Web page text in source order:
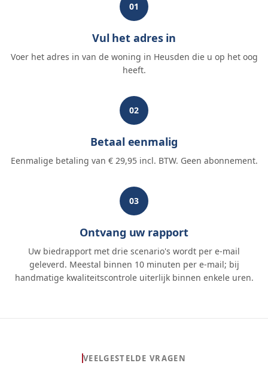
01
Vul het adres in
Voer het adres in van de woning in Heusden die u op het oog
heeft.
02
Betaal eenmalig
Eenmalige betaling van € 29,95 incl. BTW. Geen abonnement.
03
Ontvang uw rapport
Uw biedrapport met drie scenario's wordt per e-mail
geleverd. Meestal binnen 10 minuten per e-mail; bij
handmatige kwaliteitscontrole uiterlijk binnen enkele uren.
VEELGESTELDE VRAGEN